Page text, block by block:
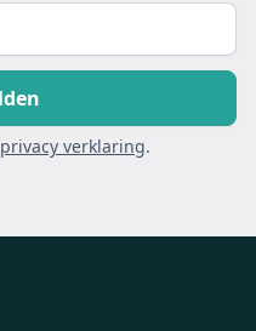
privacy verklaring.